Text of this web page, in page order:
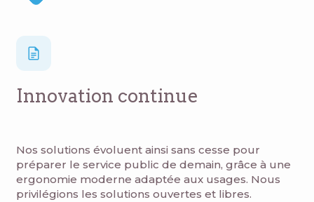
Innovation continue
Nos solutions évoluent ainsi sans cesse pour
préparer le service public de demain, grâce à une
ergonomie moderne adaptée aux usages.​ Nous
privilégions les solutions ouvertes et libres.